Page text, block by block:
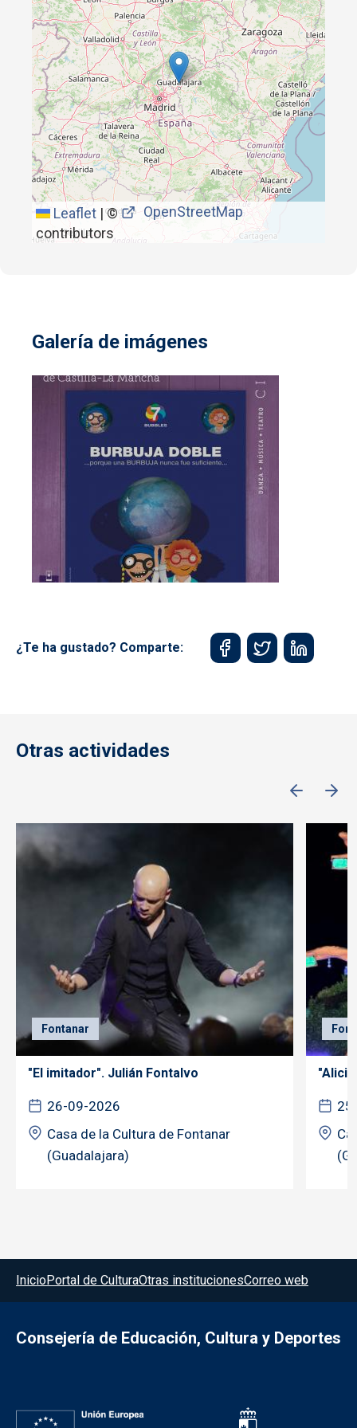
Leaflet |©
OpenStreetMap
contributors
Galería de imágenes
¿Te ha gustado? Comparte:
Otras actividades
Fontanar
"El imitador". Julián Fontalvo
26-09-2026
Casa de la Cultura de Fontanar
(Guadalajara)
Menú del pie
InicioPortal de CulturaOtras institucionesCorreo web
Consejería de Educación, Cultura y Deportes